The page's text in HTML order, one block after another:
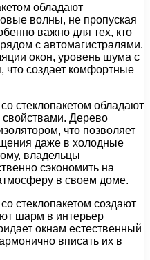
обладают
волны, не пропуская
важно для тех, кто
с автомагистралями.
окон, уровень шума с
что создает комфортные
стеклопакетом обладают
Дерево
что позволяет
даже в холодные
владельцы
сэкономить на
в своем доме.
стеклопакетом создают
шарм в интерьер
окнам естественный
вписать их в